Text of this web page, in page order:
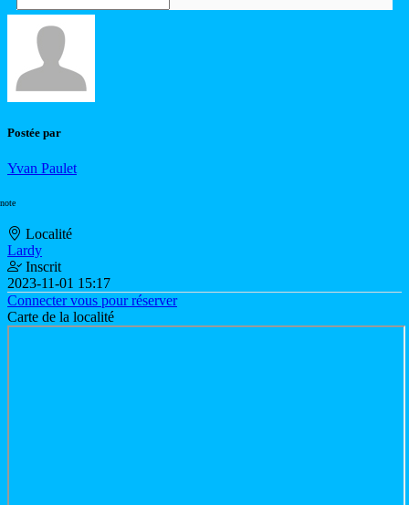
Postée par
Yvan Paulet
Localité
Lardy
Inscrit
2023-11-01 15:17
Connecter vous pour réserver
Carte de la localité